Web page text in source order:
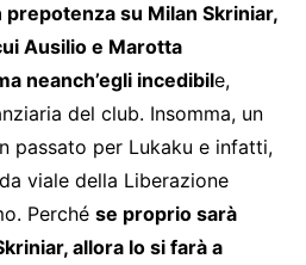
prepotenza su Milan Skriniar,
Ausilio e Marotta
neanch’egli incedibile,
del club. Insomma, un
passato per Lukaku e infatti,
viale della Liberazione
Perché se proprio sarà
allora lo si farà a